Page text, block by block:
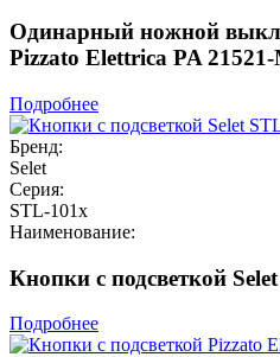
Одинарный ножной
Pizzato Elettrica PA
Подробнее
Бренд:
Selet
Серия:
STL-101x
Наименование:
Кнопки с подсветкой
Подробнее